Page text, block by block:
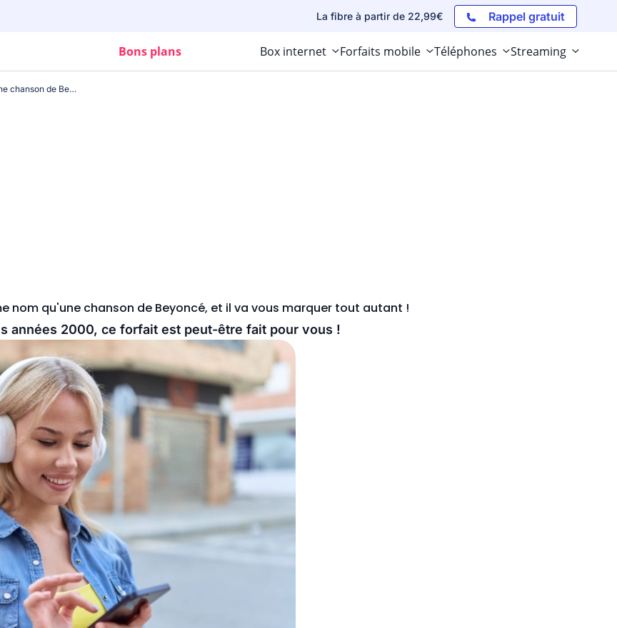
La fibre à partir de 22,99€ Rappel gratuit
Bons plans Box internet Forfaits mobile Téléphones Streaming
Ce forfait porte le même nom qu'une chanson de Beyoncé, et il va vous marquer tout autant !
nom qu'une chanson de Beyoncé, et il va vous marquer tout autant !
années 2000, ce forfait est peut-être fait pour vous !